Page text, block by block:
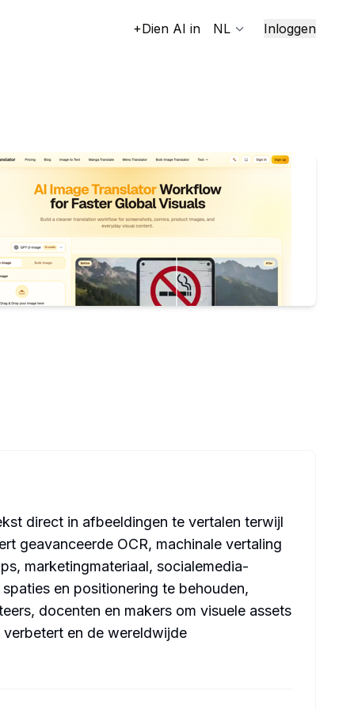
+Dien AI in NL Inloggen
direct in afbeeldingen te vertalen terwijl
geavanceerde OCR, machinale vertaling
marketingmateriaal, socialemedia-
en positionering te behouden,
docenten en makers om visuele assets
en de wereldwijde